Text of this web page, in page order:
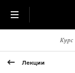
Курс
Лекции